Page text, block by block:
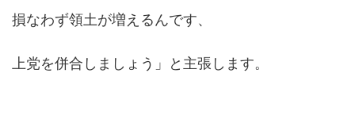
損なわず領土が増えるんです、
上党を併合しましょう」と主張します。